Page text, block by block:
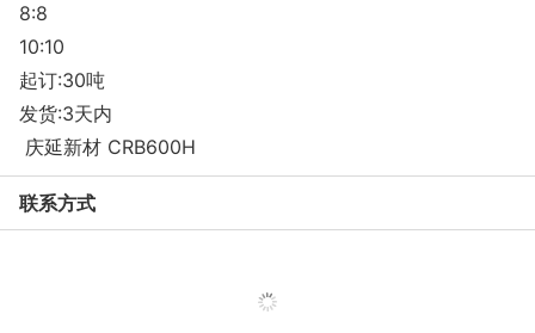
8:8
10:10
起订:30吨
发货:3天内
庆延新材 CRB600H
联系方式